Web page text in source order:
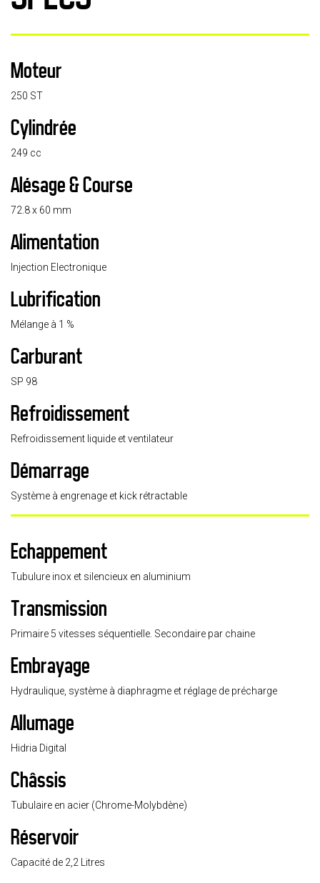
Moteur
250 ST
Cylindrée
249 cc
Alésage & Course
72.8 x 60 mm
Alimentation
Injection Electronique
Lubrification
Mélange à 1 %
Carburant
SP 98
Refroidissement
Refroidissement liquide et ventilateur
Démarrage
Système à engrenage et kick rétractable
Echappement
Tubulure inox et silencieux en aluminium
Transmission
Primaire 5 vitesses séquentielle. Secondaire par chaine
Embrayage
Hydraulique, système à diaphragme et réglage de précharge
Allumage
Hidria Digital
Châssis
Tubulaire en acier (Chrome-Molybdène)
Réservoir
Capacité de 2,2 Litres